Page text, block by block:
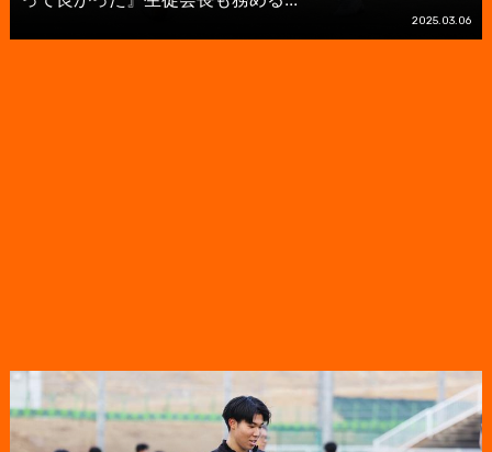
2025.03.06